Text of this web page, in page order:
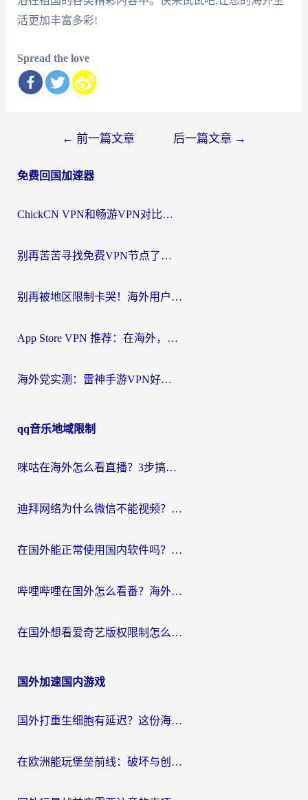
活更加丰富多彩!
Spread the love
导
← 前一篇文章 后一篇文章 →
免费回国加速器
ChickCN VPN和畅游VPN对比哪个回国效果更好？海外党必看的回国加速器选择指南
别再苦苦寻找免费VPN节点了，这才是海外访问国内资源的正确姿势
别再被地区限制卡哭！海外用户vpn中国下载全攻略，无缝刷剧办公社交
App Store VPN 推荐：在海外，如何找回那扇回家的“任意门”？
海外党实测：雷神手游VPN好用吗？和闪电VPN对比哪个回国效果更好？附小众工具深度测评
qq音乐地域限制
咪咕在海外怎么看直播？3步搞定地域限制，还能畅看腾讯视频与国内热剧
迪拜网络为什么微信不能视频？海外党必看的回国加速全攻略
在国外能正常使用国内软件吗？海外党亲测有效的无缝访问指南
哔哩哔哩在国外怎么看番？海外党追剧看片的终极解决方案
在国外想看爱奇艺版权限制怎么办？海外华人必看的追剧自由指南
国外加速国内游戏
国外打重生细胞有延迟？这份海外畅玩国服游戏加速器终极指南请收好
在欧洲能玩堡垒前线：破坏与创造吗？海外党国服游戏不卡顿的秘密